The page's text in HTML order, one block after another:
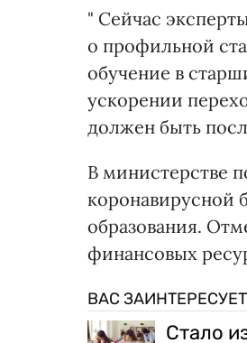
" Сейчас
о профильной
обучение в
ускорении
должен быть
В министерстве
коронавирусной
образования.
финансовых
ВАС ЗАИНТЕРЕСУЕТ
Стало